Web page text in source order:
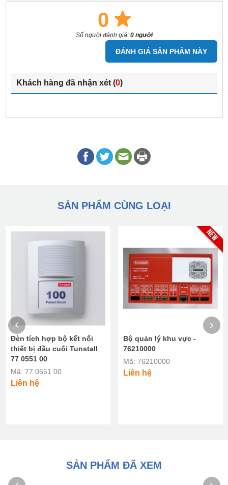
0
Số người đánh giá: 0 người
ĐÁNH GIÁ SẢN PHẨM NÀY
Khách hàng đã nhận xét (0)
SẢN PHẨM CÙNG LOẠI
Đèn tích hợp bộ kết nối
thiết bị đầu cuối Tunstall
77 0551 00
Mã: 77 0551 00
Liên hệ
Bộ quản lý khu vực -
76210000
Mã: 76210000
Liên hệ
SẢN PHẨM ĐÃ XEM